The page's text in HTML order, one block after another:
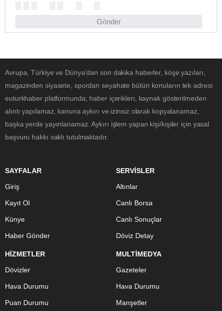
Gönder
Avrupa, Türkiye ve Dünya'dan son dakika haberler, köşe yazıları,
magazinden siyasete, spordan seyahate bütün konuların tek adresi
euturkhaber platformunda; haber içerikleri, kaynak gösterilmeden
alıntı yapılamaz, kanuna aykırı ve izinsiz olarak kopyalanamaz,
başka yerde yayınlanamaz. Aykırı işlem yapan kişi/kişiler için yasal
başvuru hakkı saklı tutulmaktadır.
SAYFALAR
Giriş
Kayıt Ol
Künye
Haber Gönder
SERVİSLER
Altınlar
Canlı Borsa
Canlı Sonuçlar
Döviz Detay
HİZMETLER
Dövizler
Hava Durumu
Puan Durumu
MULTİMEDYA
Gazeteler
Hava Durumu
Manşetler